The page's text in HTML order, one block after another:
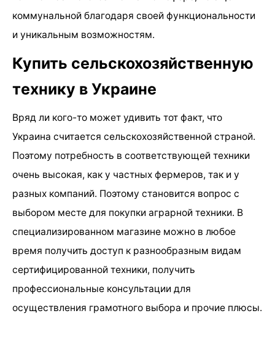
коммунальной благодаря своей функциональности
и уникальным возможностям.
Купить сельскохозяйственную
технику в Украине
Вряд ли кого-то может удивить тот факт, что
Украина считается сельскохозяйственной страной.
Поэтому потребность в соответствующей техники
очень высокая, как у частных фермеров, так и у
разных компаний. Поэтому становится вопрос с
выбором месте для покупки аграрной техники. В
специализированном магазине можно в любое
время получить доступ к разнообразным видам
сертифицированной техники, получить
профессиональные консультации для
осуществления грамотного выбора и прочие плюсы.